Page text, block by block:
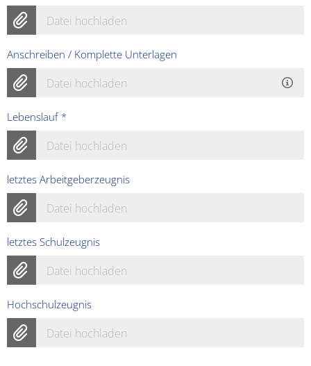
Datei hochladen
Anschreiben / Komplette Unterlagen
Datei hochladen
Lebenslauf *
Datei hochladen
letztes Arbeitgeberzeugnis
Datei hochladen
letztes Schulzeugnis
Datei hochladen
Hochschulzeugnis
Datei hochladen